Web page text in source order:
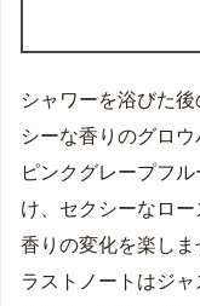
シャワーを浴びた
シーな香りのグロウ
ピンクグレープフ
け、セクシーなロ
香りの変化を楽しま
ラストノートはジ